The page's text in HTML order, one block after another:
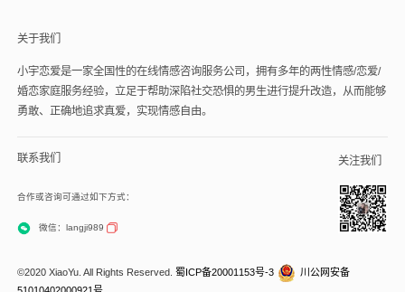
关于我们
小宇恋爱是一家全国性的在线情感咨询服务公司，拥有多年的两性情感/恋爱/
婚恋家庭服务经验，立足于帮助深陷社交恐惧的男生进行提升改造，从而能够
勇敢、正确地追求真爱，实现情感自由。
联系我们
合作或咨询可通过如下方式：
微信：langji989
关注我们
©2020 XiaoYu. All Rights Reserved.蜀ICP备20001153号-3
川公网安备